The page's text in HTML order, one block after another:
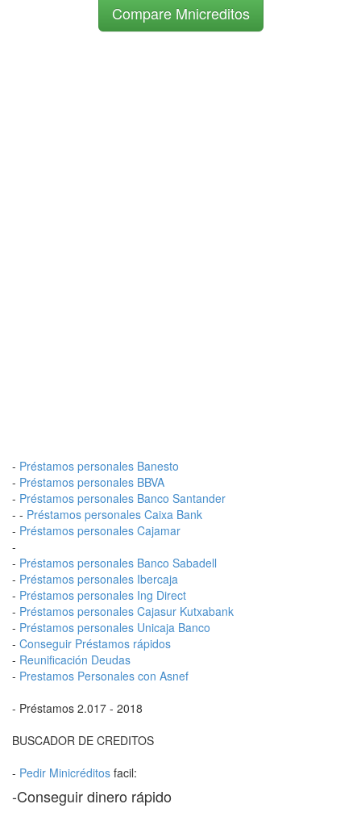
Compare Mnicreditos
- Préstamos personales Banesto
- Préstamos personales BBVA
- Préstamos personales Banco Santander
- - Préstamos personales Caixa Bank
- Préstamos personales Cajamar
-
- Préstamos personales Banco Sabadell
- Préstamos personales Ibercaja
- Préstamos personales Ing Direct
- Préstamos personales Cajasur Kutxabank
- Préstamos personales Unicaja Banco
- Conseguir Préstamos rápidos
- Reunificación Deudas
- Prestamos Personales con Asnef
- Préstamos 2.017 - 2018
BUSCADOR DE CREDITOS
- Pedir Minicréditos facil:
-Conseguir dinero rápido